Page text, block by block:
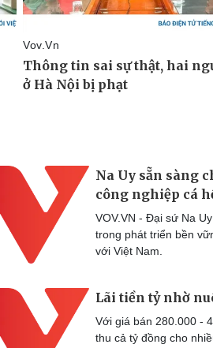
Na Uy sẵn sàng
công nghiệp cá
VOV.VN - Đại sứ Na
trong phát triển bền
với Việt Nam.
Lãi tiền tỷ nhờ
Với giá bán 280.000 -
thu cả tỷ đồng cho